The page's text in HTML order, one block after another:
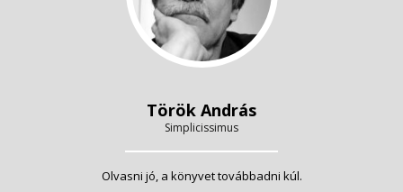
Török András
Simplicissimus
Olvasni jó, a könyvet továbbadni kúl.